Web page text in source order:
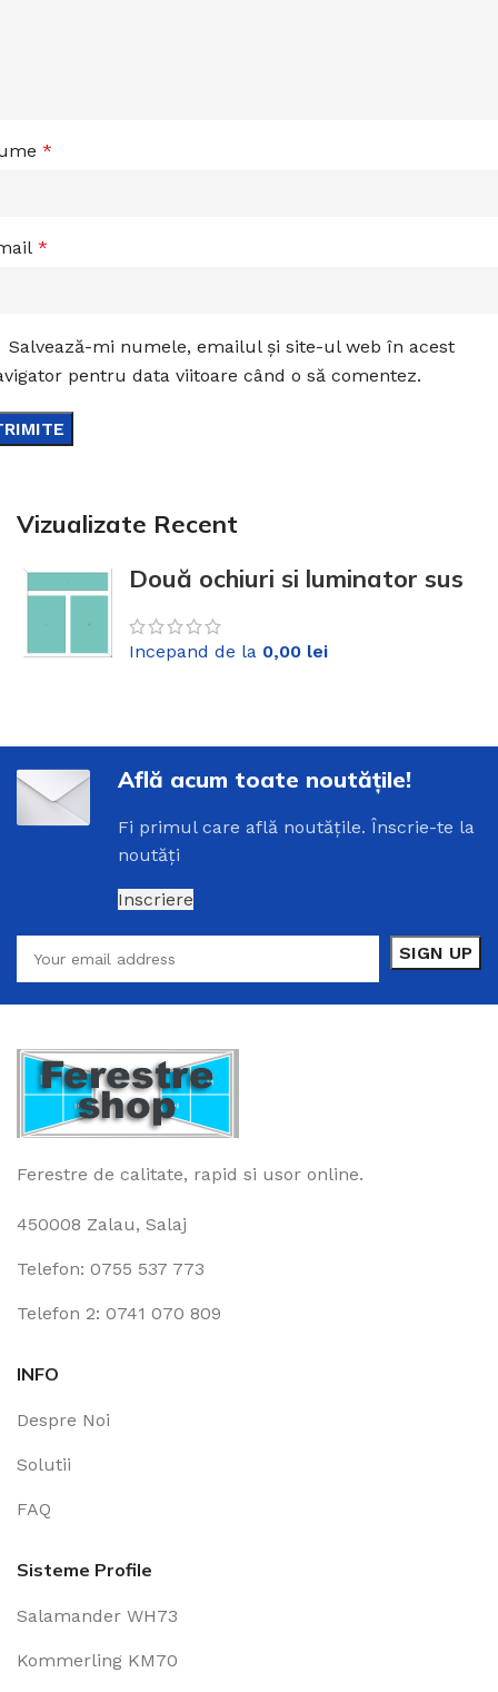
*
*
Salvează-mi numele, emailul și site-ul web în acest
pentru data viitoare când o să comentez.
Vizualizate Recent
Două ochiuri și luminator sus
Alb WH73
Incepand de la 0,00 lei
Află acum toate noutățile!
Fi primul care află noutățile. Înscrie-te la
noutăți
Inscriere
Ferestre de calitate, rapid si usor online.
450008 Zalau, Salaj
Telefon: 0755 537 773
Telefon 2: 0741 070 809
INFO
Despre Noi
Solutii
FAQ
Sisteme Profile
Salamander WH73
Kommerling KM70